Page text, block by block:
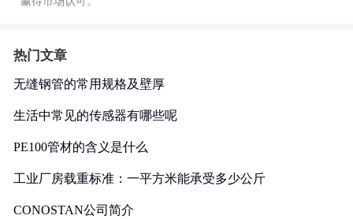
热门文章
无缝钢管的常用规格及壁厚
生活中常见的传感器有哪些呢
PE100管材的含义是什么
工业厂房载重标准：一平方米能承受多少公斤
CONOSTAN公司简介